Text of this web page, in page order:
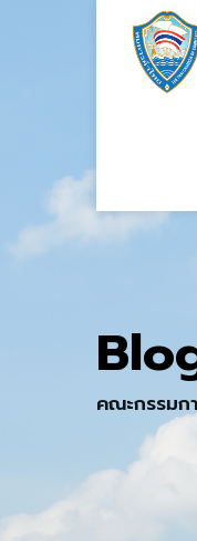
คณะกรรมก